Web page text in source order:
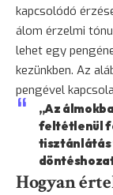
kapcsolódó
álom érzelmi
lehet egy
kezünkben. Az
pengével
„Az
feltétlenül
tisztánlátás
Hogyan